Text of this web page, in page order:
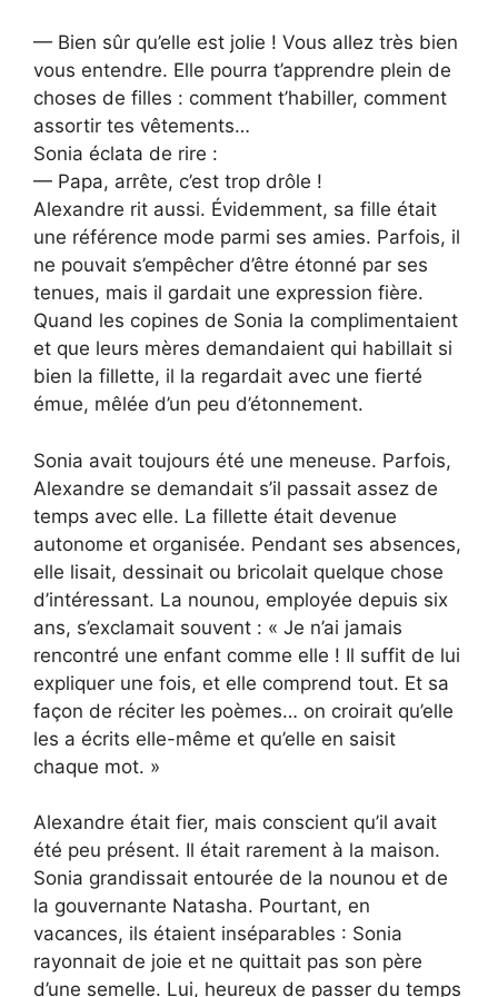
— Bien sûr qu’elle est jolie ! Vous allez très bien
vous entendre. Elle pourra t’apprendre plein de
choses de filles : comment t’habiller, comment
assortir tes vêtements…
Sonia éclata de rire :
— Papa, arrête, c’est trop drôle !
Alexandre rit aussi. Évidemment, sa fille était
une référence mode parmi ses amies. Parfois, il
ne pouvait s’empêcher d’être étonné par ses
tenues, mais il gardait une expression fière.
Quand les copines de Sonia la complimentaient
et que leurs mères demandaient qui habillait si
bien la fillette, il la regardait avec une fierté
émue, mêlée d’un peu d’étonnement.
Sonia avait toujours été une meneuse. Parfois,
Alexandre se demandait s’il passait assez de
temps avec elle. La fillette était devenue
autonome et organisée. Pendant ses absences,
elle lisait, dessinait ou bricolait quelque chose
d’intéressant. La nounou, employée depuis six
ans, s’exclamait souvent : « Je n’ai jamais
rencontré une enfant comme elle ! Il suffit de lui
expliquer une fois, et elle comprend tout. Et sa
façon de réciter les poèmes… on croirait qu’elle
les a écrits elle-même et qu’elle en saisit
chaque mot. »
Alexandre était fier, mais conscient qu’il avait
été peu présent. Il était rarement à la maison.
Sonia grandissait entourée de la nounou et de
la gouvernante Natasha. Pourtant, en
vacances, ils étaient inséparables : Sonia
rayonnait de joie et ne quittait pas son père
d’une semelle. Lui, heureux de passer du temps